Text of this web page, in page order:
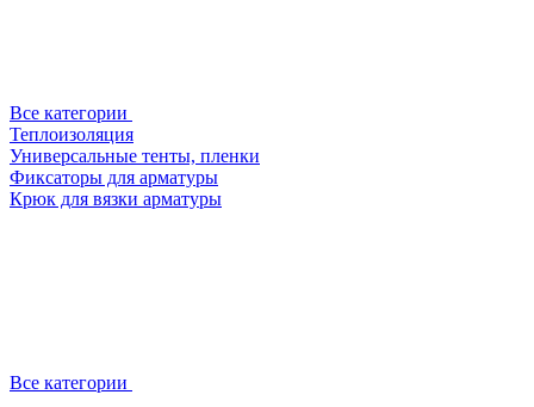
Все категории
Теплоизоляция
Универсальные тенты, пленки
Фиксаторы для арматуры
Крюк для вязки арматуры
Все категории